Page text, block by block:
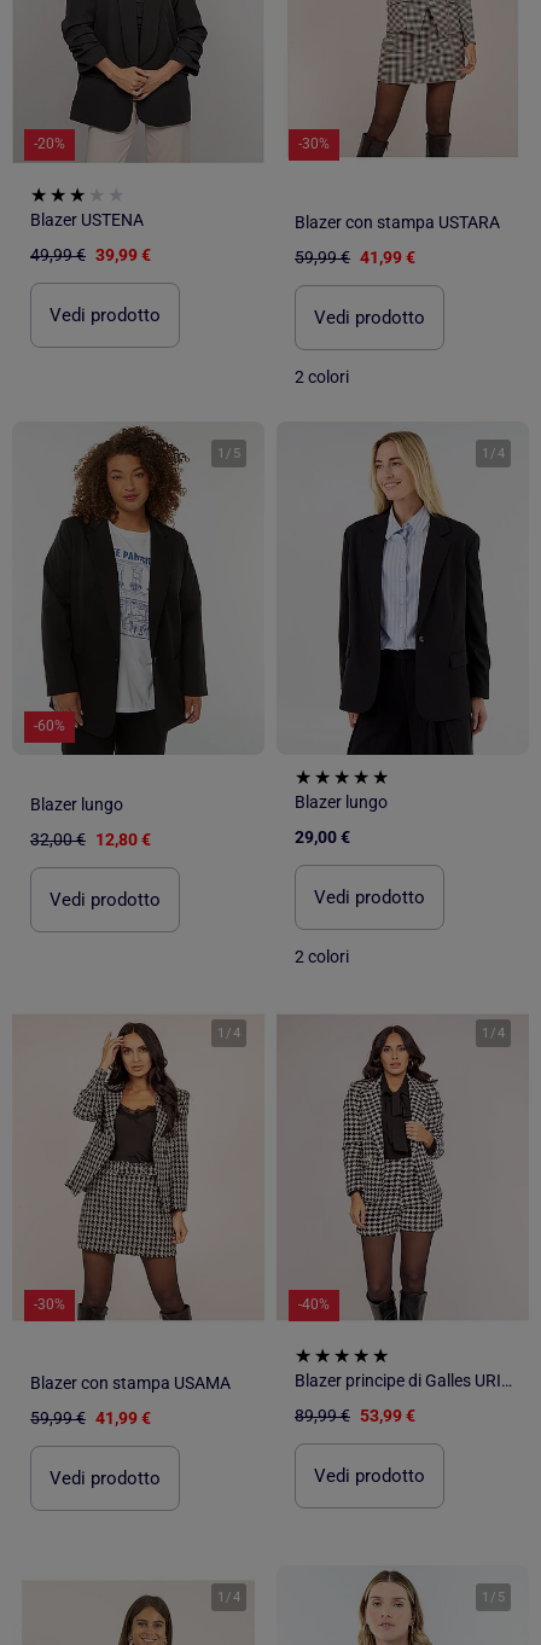
-20%
Blazer USTENA
49,99 € 39,99 €
Vedi prodotto
-30%
Blazer con stampa USTARA
59,99 € 41,99 €
Vedi prodotto
2 colori
1 / 5
-60%
Blazer lungo
32,00 € 12,80 €
Vedi prodotto
1 /4
Blazer lungo
29,00 €
Vedi prodotto
2 colori
1 /4
-30%
Blazer con stampa USAMA
59,99 € 41,99 €
Vedi prodotto
1 /4
-40%
Blazer principe di Galles URIELLE
89,99 € 53,99 €
Vedi prodotto
1 /4 1 / 5